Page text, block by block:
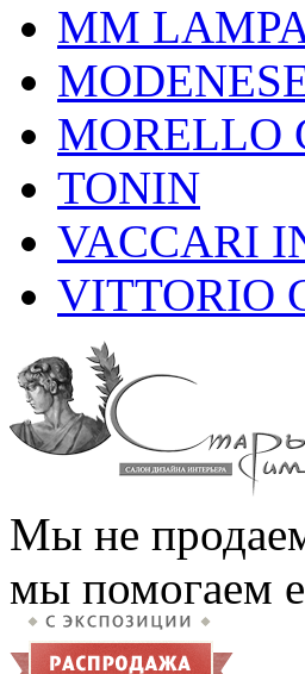
MM
MORELLO
TONIN
VACCARI
VITTORIO
Мы не
мы помогаем